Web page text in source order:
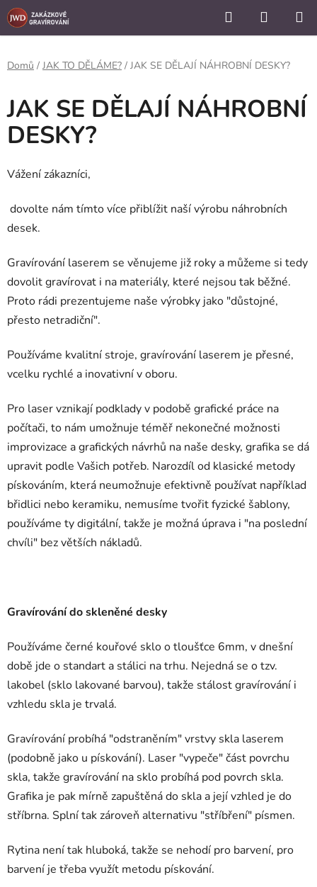
```
Přejít
na
Hledat
KOŠÍK
Domů / JAK TO DĚLÁME? / JAK SE DĚLAJÍ NÁHROBNÍ DESKY?
JAK SE DĚLAJÍ NÁHROBNÍ
DESKY?
Vážení zákazníci,
dovolte nám tímto více přiblížit naší výrobu náhrobních
desek.
Gravírování laserem se věnujeme již roky a můžeme si tedy
dovolit gravírovat i na materiály, které nejsou tak běžné.
Proto rádi prezentujeme naše výrobky jako "důstojné,
přesto netradiční".
Používáme kvalitní stroje, gravírování laserem je přesné,
vcelku rychlé a inovativní v oboru.
Pro laser vznikají podklady v podobě grafické práce na
počítači, to nám umožnuje téměř nekonečné možnosti
improvizace a grafických návrhů na naše desky, grafika se dá
upravit podle Vašich potřeb. Narozdíl od klasické metody
pískováním, která neumožnuje efektivně používat například
břidlici nebo keramiku, nemusíme tvořit fyzické šablony,
používáme ty digitální, takže je možná úprava i "na poslední
chvíli" bez větších nákladů.
Gravírování do skleněné desky
Používáme černé kouřové sklo o tloušťce 6mm, v dnešní
době jde o standart a stálici na trhu. Nejedná se o tzv.
lakobel (sklo lakované barvou), takže stálost gravírování i
vzhledu skla je trvalá.
Gravírování probíhá "odstraněním" vrstvy skla laserem
(podobně jako u pískování). Laser "vypeče" část povrchu
skla, takže gravírování na sklo probíhá pod povrch skla.
Grafika je pak mírně zapuštěná do skla a její vzhled je do
stříbrna. Splní tak zároveň alternativu "stříbření" písmen.
Rytina není tak hluboká, takže se nehodí pro barvení, pro
barvení je třeba využít metodu pískování.